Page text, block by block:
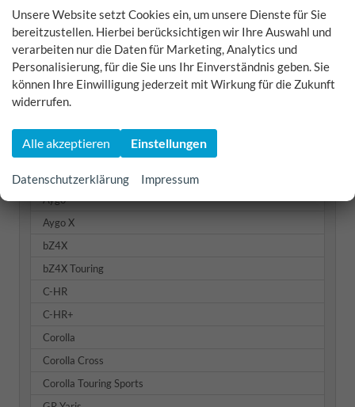
Skoda
Smart
Ssangyong
Suzuki
Tesla
Toyota
Aygo
Aygo X
bZ4X
bZ4X Touring
C-HR
C-HR+
Corolla
Corolla Cross
Corolla Touring Sports
Unsere Website setzt Cookies ein, um unsere Dienste für Sie
bereitzustellen. Hierbei berücksichtigen wir Ihre Auswahl und
verarbeiten nur die Daten für Marketing, Analytics und
Personalisierung, für die Sie uns Ihr Einverständnis geben. Sie
können Ihre Einwilligung jederzeit mit Wirkung für die Zukunft
widerrufen.
Alle akzeptieren Einstellungen
Datenschutzerklärung Impressum